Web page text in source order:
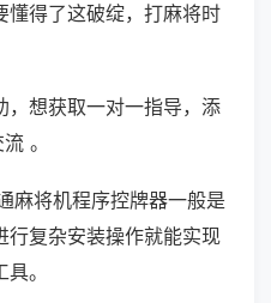
懂得了这破绽，打麻将时
，想获取一对一指导，添
。
麻将机程序控牌器一般是
行复杂安装操作就能实现
。